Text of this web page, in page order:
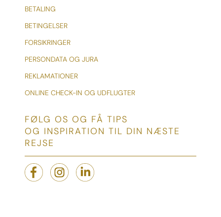
BETALING
BETINGELSER
FORSIKRINGER
PERSONDATA OG JURA
REKLAMATIONER
ONLINE CHECK-IN OG UDFLUGTER
FØLG OS OG FÅ TIPS
OG INSPIRATION TIL DIN NÆSTE
REJSE